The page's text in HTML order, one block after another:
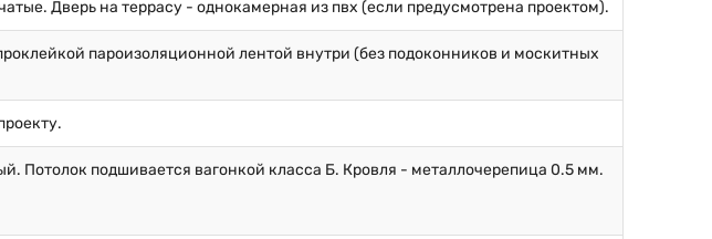
Дверь на террасу - однокамерная из пвх (если предусмотрена проектом).
пароизоляционной лентой внутри (без подоконников и москитных
Потолок подшивается вагонкой класса Б. Кровля - металлочерепица 0.5 мм.